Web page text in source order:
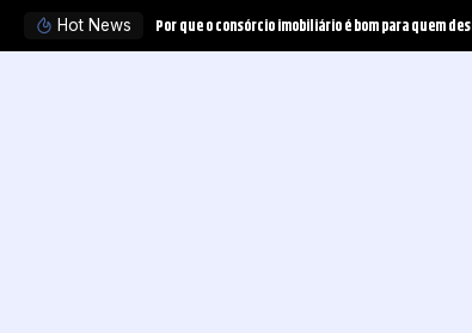
Hot News Por que o consórcio imobiliário é bom para quem